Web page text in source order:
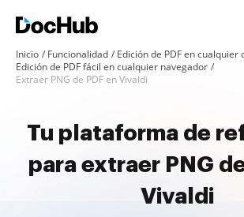
Inicio Funcionalidad
Edición de PDF en cualquier
Edición de PDF fácil en cualquier navegador
Extraer PNG de PDF en Vivaldi
Tu plataforma de
para extraer PNG
Vivaldi